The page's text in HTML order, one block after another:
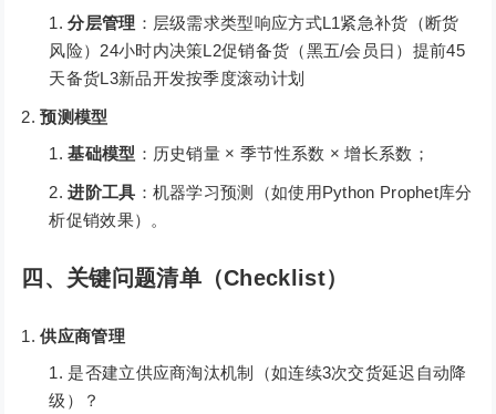
分层管理 ：层级需求类型响应方式L1紧急补货（断货
风险）24小时内决策L2促销备货（黑五/会员日）提前45
天备货L3新品开发按季度滚动计划
预测模型
基础模型 ：历史销量 × 季节性系数 × 增长系数；
进阶工具 ：机器学习预测（如使用Python Prophet库分
析促销效果）。
四、关键问题清单（Checklist）
供应商管理
是否建立供应商淘汰机制（如连续3次交货延迟自动降
级）？